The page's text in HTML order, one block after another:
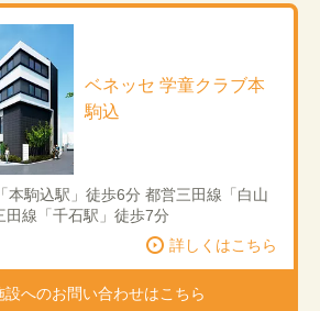
ベネッセ 学童クラブ本
駒込
本駒込駅」徒歩6分 都営三田線「白山
田線「千石駅」徒歩7分
詳しくはこちら
設へのお問い合わせはこちら